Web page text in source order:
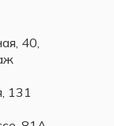
40,
131